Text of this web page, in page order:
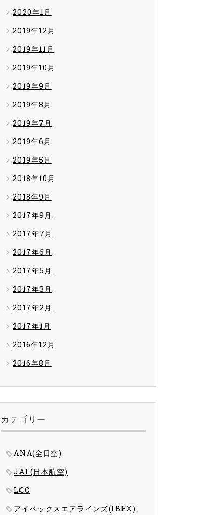
2020年1月
2019年12月
2019年11月
2019年10月
2019年9月
2019年8月
2019年7月
2019年6月
2019年5月
2018年10月
2018年9月
2017年9月
2017年7月
2017年6月
2017年5月
2017年3月
2017年2月
2017年1月
2016年12月
2016年8月
カテゴリー
ANA(全日空)
JAL(日本航空)
LCC
アイベックスエアラインズ(IBEX)